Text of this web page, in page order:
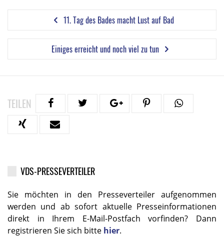
11. Tag des Bades macht Lust auf Bad
Einiges erreicht und noch viel zu tun
TEILEN
VDS-PRESSEVERTEILER
Sie möchten in den Presseverteiler aufgenommen
werden und ab sofort aktuelle Presseinformationen
direkt in Ihrem E-Mail-Postfach vorfinden? Dann
registrieren Sie sich bitte hier.